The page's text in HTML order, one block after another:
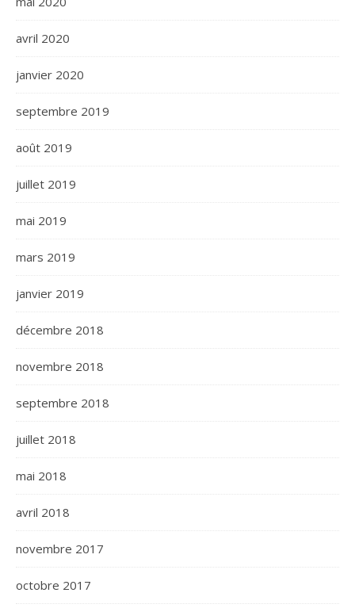
avril 2020
janvier 2020
septembre 2019
août 2019
juillet 2019
mai 2019
mars 2019
janvier 2019
décembre 2018
novembre 2018
septembre 2018
juillet 2018
mai 2018
avril 2018
novembre 2017
octobre 2017